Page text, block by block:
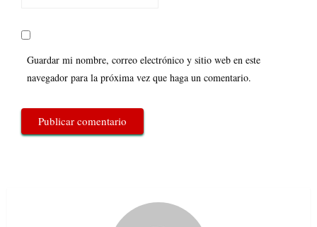
Guardar mi nombre, correo electrónico y sitio web en este
navegador para la próxima vez que haga un comentario.